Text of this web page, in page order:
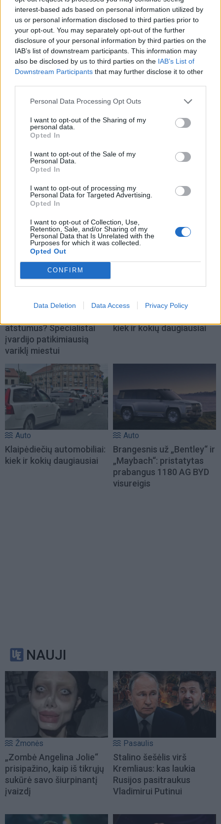
interest-based ads based on personal information utilized by
us or personal information disclosed to third parties prior to
your opt-out. You may separately opt-out of the further
disclosure of your personal information by third parties on the
IAB’s list of downstream participants. This information may
also be disclosed by us to third parties on the IAB’s List of
Downstream Participants that may further disclose it to other
Personal Data Processing Opt Outs
I want to opt-out of the Sharing of my
personal data.
Opted In
I want to opt-out of the Sale of my
Personal Data.
Opted In
I want to opt-out of processing my
Personal Data for Targeted Advertising.
Opted In
I want to opt-out of Collection, Use,
Retention, Sale, and/or Sharing of my
Personal Data that Is Unrelated with the
Purposes for which it was collected.
Opted Out
CONFIRM
Data Deletion Data Access Privacy Policy
Primena, ką būtina žinoti
važiuojant
remontuojamais kelių
ruožais
Kinijos gamintojai veržiasi
į Lietuvos rinką: egzotika
tampa rimta konkurencija
Auto
Pensijų pinigai -
naudotiems
automobiliams(1)
Auto
prabangiais namais ant
ratų: pristatytas
kemperis (nuotraukos)
atstumus? Specialistai
įvardijo patikimiausią
variklį miestui
Auto
kiek ir kokių daugiausiai
Auto
Klaipėdiečių automobiliai:
kiek ir kokių daugiausiai
Auto
Brangesnis už „Bentley“ ir
„Maybach“: pristatytas
prabangus 1180 AG BYD
visureigis
NAUJI
Žmonės
„Zombė Angelina Jolie“
prisipažino, kaip iš tikrųjų
sukūrė savo šiurpinantį
įvaizdį
Pasaulis
Stalino šešėlis virš
Kremliaus: kas laukia
Rusijos pasitraukus
Vladimirui Putinui